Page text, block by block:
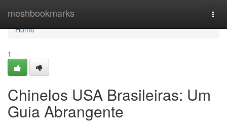
meshbookmarks
Home
Home
1
Chinelos USA Brasileiras: Um
Guia Abrangente